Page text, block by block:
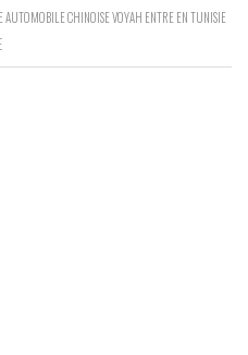
AUTOMOBILE CHINOISE VOYAH ENTRE EN TUNISIE